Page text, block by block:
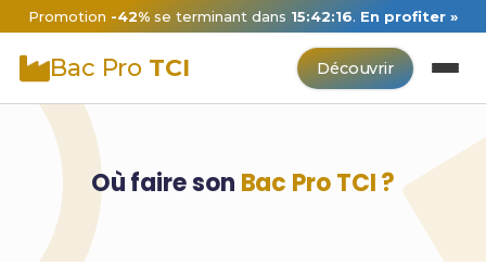
Promotion -42% se terminant dans 15:42:16. En profiter »
Bac Pro TCI Découvrir
Où faire son Bac Pro TCI ?